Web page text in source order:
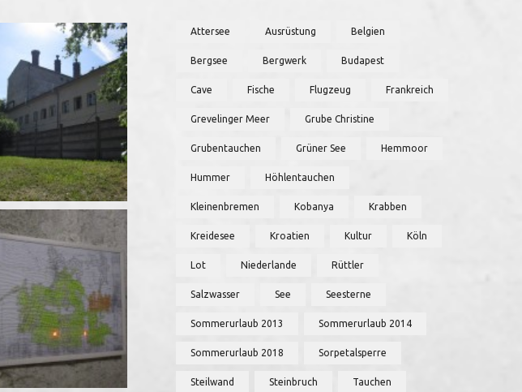
Attersee Ausrüstung Belgien
Bergsee Bergwerk Budapest
Cave Fische Flugzeug Frankreich
Grevelinger Meer Grube Christine
Grubentauchen Grüner See Hemmoor
Hummer Höhlentauchen
Kleinenbremen Kobanya Krabben
Kreidesee Kroatien Kultur Köln
Lot Niederlande Rüttler
Salzwasser See Seesterne
Sommerurlaub 2013 Sommerurlaub 2014
Sommerurlaub 2018 Sorpetalsperre
Steilwand Steinbruch Tauchen